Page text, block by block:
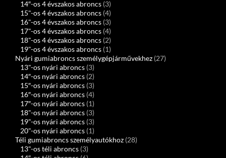
14″-os 4 évszakos abroncs (3)
15"-os 4 évszakos abroncs (4)
16"-os 4 évszakos abroncs (3)
17"-os 4 évszakos abroncs (4)
18"-os 4 évszakos abroncs (2)
19"-os 4 évszakos abroncs (1)
Nyári gumiabroncs személygépjárművekhez (27)
13"-os nyári abroncs (3)
14″-os nyári abroncs (2)
15″-os nyári abroncs (3)
16″-os nyári abroncs (4)
17″-os nyári abroncs (1)
18"-os nyári abroncs (3)
19"-os nyári abroncs (3)
20"-os nyári abroncs (1)
Téli gumiabroncs személyautókhoz (28)
13"-os téli abroncs (3)